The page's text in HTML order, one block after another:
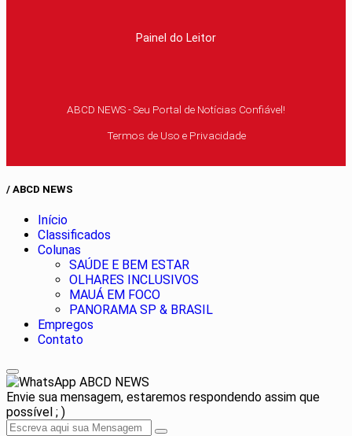
Painel do Leitor
ABCD NEWS - Seu Portal de Notícias Confiável!
Termos de Uso e Privacidade
/ ABCD NEWS
Início
Classificados
Colunas
SAÚDE E BEM ESTAR
OLHARES INCLUSIVOS
MAUÁ EM FOCO
PANORAMA SP & BRASIL
Empregos
Contato
ABCD NEWS
Envie sua mensagem, estaremos respondendo assim que
possível ; )